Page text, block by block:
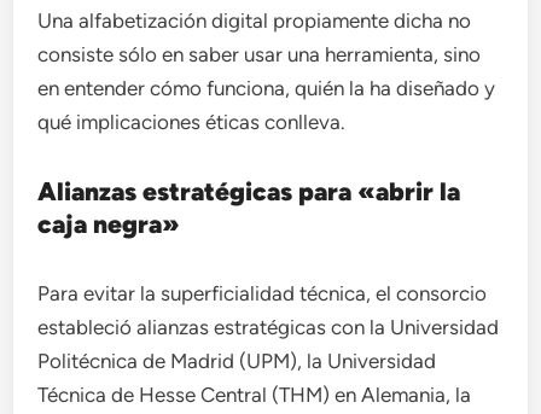
Una alfabetización digital propiamente dicha no
consiste sólo en saber usar una herramienta, sino
en entender cómo funciona, quién la ha diseñado y
qué implicaciones éticas conlleva.
Alianzas estratégicas para «abrir la
caja negra»
Para evitar la superficialidad técnica, el consorcio
estableció alianzas estratégicas con la Universidad
Politécnica de Madrid (UPM), la Universidad
Técnica de Hesse Central (THM) en Alemania, la